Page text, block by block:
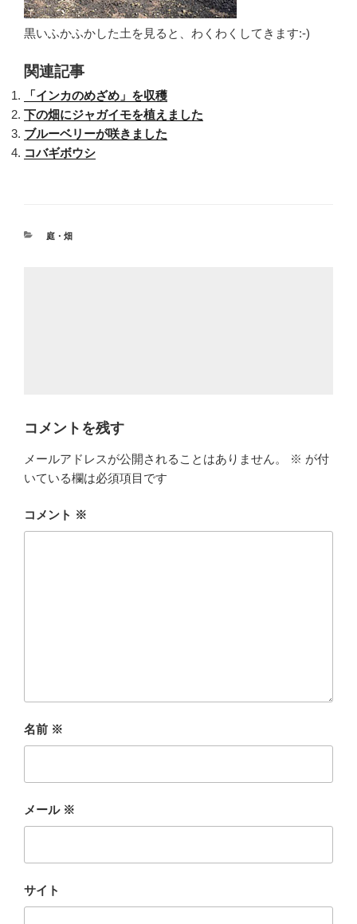
黒いふかふかした土を見ると、わくわくしてきます:-)
関連記事
「インカのめざめ」を収穫
下の畑にジャガイモを植えました
ブルーベリーが咲きました
コバギボウシ
カ
庭・畑
コメントを残す
メールアドレスが公開されることはありません。 ※ が付
いている欄は必須項目です
コメント ※
名前 ※
メール ※
サイト